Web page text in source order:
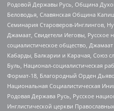
Родовой Державы Русь, Община
Беловодья, Славянская Община
Семинария Староверов-Инглингов,
Джамаат, Свидетели Иеговы, Русское
социалистическое общество,
Кабарды, Балкарии и Карачая, Союз
Буль, Национал-социалистическая
Формат-18, Благородный Орден
Национальная Социалистическая
Родовая Держава Русь, Русское
Инглистической церкви